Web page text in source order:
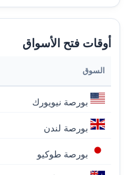
أوقات فتح الأسواق
السوق
بورصة نيويورك
بورصة لندن
بورصة طوكيو